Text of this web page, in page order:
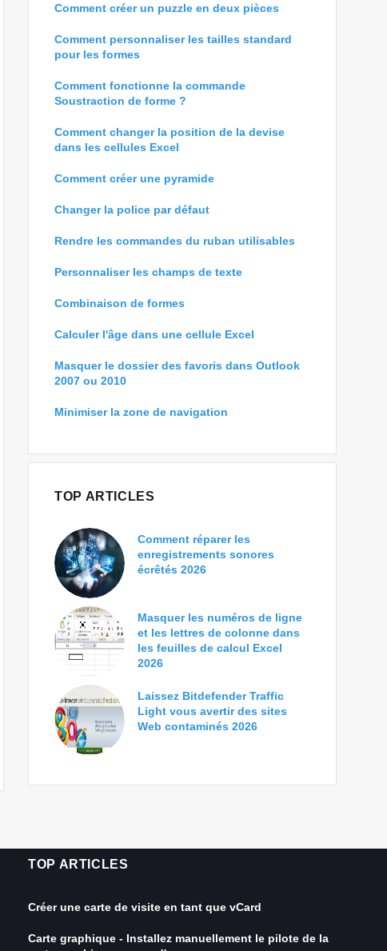
Comment créer un puzzle en deux pièces
Comment personnaliser les tailles standard
pour les formes
Comment fonctionne la commande
Soustraction de forme ?
Comment changer la position de la devise
dans les cellules Excel
Comment créer une pyramide
Changer la police par défaut
Rendre les commandes du ruban utilisables
Personnaliser les champs de texte
Combinaison de formes
Calculer l'âge dans une cellule Excel
Masquer le dossier des favoris dans Outlook
2007 ou 2010
Minimiser la zone de navigation
TOP ARTICLES
Comment réparer les
enregistrements sonores
écrêtés 2026
Masquer les numéros de ligne
et les lettres de colonne dans
les feuilles de calcul Excel
2026
Laissez Bitdefender Traffic
Light vous avertir des sites
Web contaminés 2026
TOP ARTICLES
Créer une carte de visite en tant que vCard
Carte graphique - Installez manuellement le pilote de la